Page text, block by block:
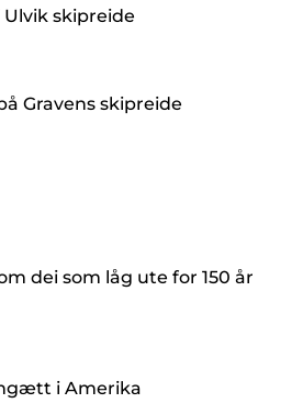
skipreide
Gravens skipreide
dei som låg ute for 150 år
i Amerika